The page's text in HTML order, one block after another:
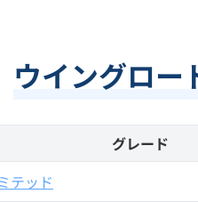
ウイングロー
グレード
テッド